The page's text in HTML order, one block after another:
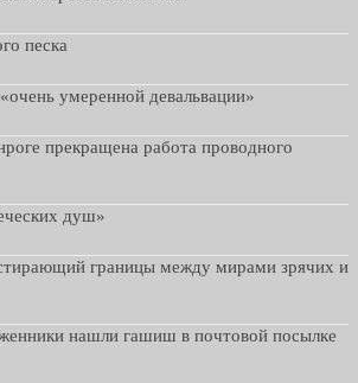
песка
умеренной девальвации»
прекращена работа проводного
душ»
границы между мирами зрячих и
нашли гашиш в почтовой посылке